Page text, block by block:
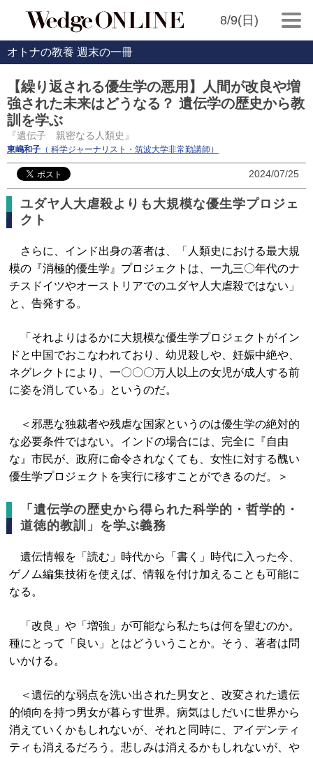
8/9(日)
オトナの教養 週末の一冊
【繰り返される優生学の悪用】人間が改良や増
強された未来はどうなる？ 遺伝学の歴史から教
訓を学ぶ
『遺伝子 親密なる人類史』
東嶋和子 （ 科学ジャーナリスト・筑波大学非常勤講師）
2024/07/25
ユダヤ人大虐殺よりも大規模な優生学プロジェ
クト
さらに、インド出身の著者は、「人類史における最大規
模の『消極的優生学』プロジェクトは、一九三〇年代のナ
チスドイツやオーストリアでのユダヤ人大虐殺ではない」
と、告発する。
「それよりはるかに大規模な優生学プロジェクトがイン
ドと中国でおこなわれており、幼児殺しや、妊娠中絶や、
ネグレクトにより、一〇〇〇万人以上の女児が成人する前
に姿を消している」というのだ。
＜邪悪な独裁者や残虐な国家というのは優生学の絶対的
な必要条件ではない。インドの場合には、完全に『自由
な』市民が、政府に命令されなくても、女性に対する醜い
優生学プロジェクトを実行に移すことができるのだ。＞
「遺伝学の歴史から得られた科学的・哲学的・
道徳的教訓」を学ぶ義務
遺伝情報を「読む」時代から「書く」時代に入った今、
ゲノム編集技術を使えば、情報を付け加えることも可能に
なる。
「改良」や「増強」が可能なら私たちは何を望むのか。
種にとって「良い」とはどういうことか。そう、著者は問
いかける。
＜遺伝的な弱点を洗い出された男女と、改変された遺伝
的傾向を持つ男女が暮らす世界。病気はしだいに世界から
消えていくかもしれないが、それと同時に、アイデンティ
ティも消えるだろう。悲しみは消えるかもしれないが、や